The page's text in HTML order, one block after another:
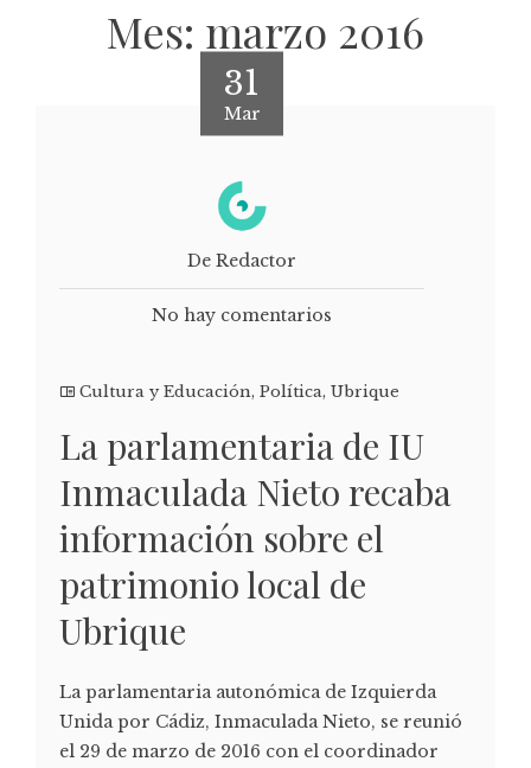
Mes: marzo 2016
31
Mar
De Redactor
No hay comentarios
Cultura y Educación, Política, Ubrique
La parlamentaria de IU
Inmaculada Nieto recaba
información sobre el
patrimonio local de
Ubrique
La parlamentaria autonómica de Izquierda
Unida por Cádiz, Inmaculada Nieto, se reunió
el 29 de marzo de 2016 con el coordinador